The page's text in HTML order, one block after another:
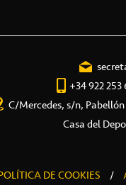
+34 922 253
C/Mercedes, s/n,
Casa del
DE COOKIES /